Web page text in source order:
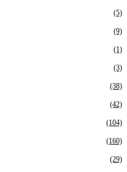
(5)
(9)
(1)
(3)
(38)
(42)
(104)
(160)
(29)